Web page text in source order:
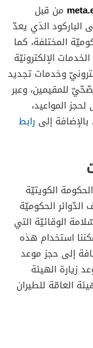
من قبل
الباركود الذي يعدّ
المختلفة، كما
الإلكترونيّة
وخدمات تجديد
للمقيمين، وعبر
المواعيد،
بالإضافة إلى رابط
الكويتيّة
الحكوميّة
الوقائيّة التي
استخدام هذه
إلى حجز موعد
زيارة الهيئة
العامّة للطيران